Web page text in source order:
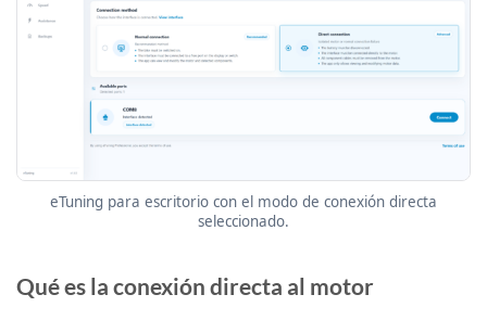
eTuning para escritorio con el modo de conexión directa
seleccionado.
Qué es la conexión directa al motor